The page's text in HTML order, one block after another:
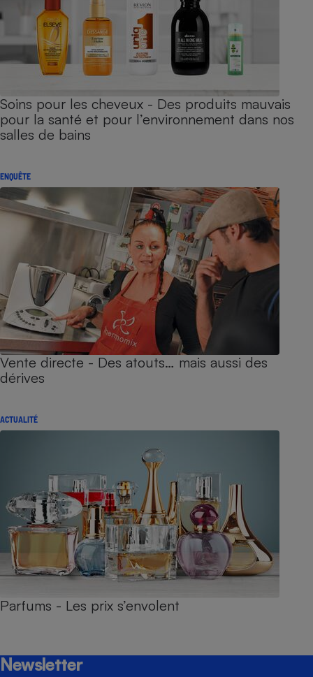
Soins pour les cheveux - Des produits mauvais
pour la santé et pour l’environnement dans nos
salles de bains
ENQUÊTE
Vente directe - Des atouts… mais aussi des
dérives
ACTUALITÉ
Parfums - Les prix s’envolent
Newsletter